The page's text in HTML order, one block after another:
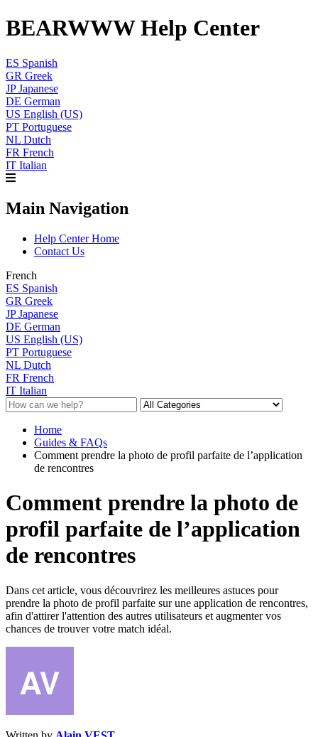
BEARWWW Help Center
ES Spanish
GR Greek
JP Japanese
DE German
US English (US)
PT Portuguese
NL Dutch
FR French
IT Italian
Main Navigation
Help Center Home
Contact Us
French
ES Spanish
GR Greek
JP Japanese
DE German
US English (US)
PT Portuguese
NL Dutch
FR French
IT Italian
Home
Guides & FAQs
Comment prendre la photo de profil parfaite de l’application
de rencontres
Comment prendre la photo de
profil parfaite de l’application
de rencontres
Dans cet article, vous découvrirez les meilleures astuces pour
prendre la photo de profil parfaite sur une application de rencontres,
afin d'attirer l'attention des autres utilisateurs et augmenter vos
chances de trouver votre match idéal.